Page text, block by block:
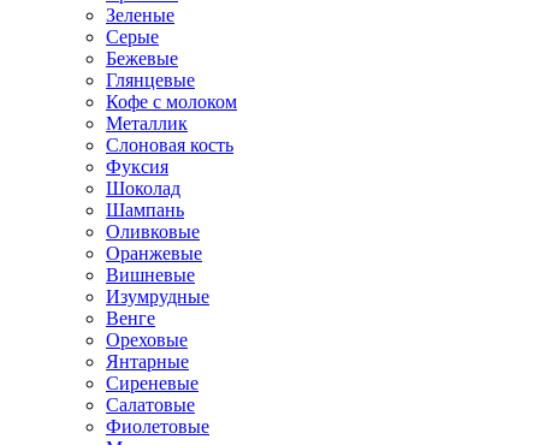
Зеленые
Серые
Бежевые
Глянцевые
Кофе с молоком
Металлик
Слоновая кость
Фуксия
Шоколад
Шампань
Оливковые
Оранжевые
Вишневые
Изумрудные
Венге
Ореховые
Янтарные
Сиреневые
Салатовые
Фиолетовые